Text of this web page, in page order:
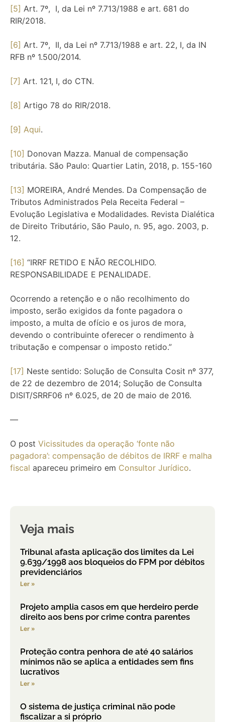
[5] Art. 7º, I, da Lei nº 7.713/1988 e art. 681 do
RIR/2018.
[6] Art. 7º, II, da Lei nº 7.713/1988 e art. 22, I, da IN
RFB nº 1.500/2014.
[7] Art. 121, I, do CTN.
[8] Artigo 78 do RIR/2018.
[9] Aqui.
[10] Donovan Mazza. Manual de compensação
tributária. São Paulo: Quartier Latin, 2018, p. 155-160
[13] MOREIRA, André Mendes. Da Compensação de
Tributos Administrados Pela Receita Federal –
Evolução Legislativa e Modalidades. Revista Dialética
de Direito Tributário, São Paulo, n. 95, ago. 2003, p.
12.
[16] “IRRF RETIDO E NÃO RECOLHIDO.
RESPONSABILIDADE E PENALIDADE.
Ocorrendo a retenção e o não recolhimento do
imposto, serão exigidos da fonte pagadora o
imposto, a multa de ofício e os juros de mora,
devendo o contribuinte oferecer o rendimento à
tributação e compensar o imposto retido.”
[17] Neste sentido: Solução de Consulta Cosit nº 377,
de 22 de dezembro de 2014; Solução de Consulta
DISIT/SRRF06 nº 6.025, de 20 de maio de 2016.
—
O post Vicissitudes da operação ‘fonte não
pagadora’: compensação de débitos de IRRF e malha
fiscal apareceu primeiro em Consultor Jurídico.
Veja mais
Tribunal afasta aplicação dos limites da Lei
9.639/1998 aos bloqueios do FPM por débitos
previdenciários
Ler »
Projeto amplia casos em que herdeiro perde
direito aos bens por crime contra parentes
Ler »
Proteção contra penhora de até 40 salários
mínimos não se aplica a entidades sem fins
lucrativos
Ler »
O sistema de justiça criminal não pode
fiscalizar a si próprio